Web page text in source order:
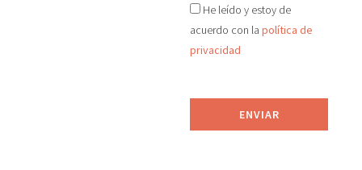
He leído y estoy de
acuerdo con lapolítica de
privacidad
ENVIAR